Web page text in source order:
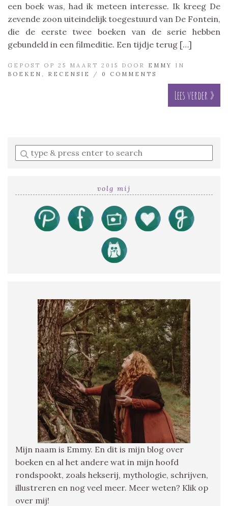
een boek was, had ik meteen interesse. Ik kreeg De
zevende zoon uiteindelijk toegestuurd van De Fontein,
die de eerste twee boeken van de serie hebben
gebundeld in een filmeditie. Een tijdje terug […]
GEPOST OP 25 MAART 2015 DOOR EMMY
IN
BOEKEN
RECENSIE / 0 COMMENTS
Lees verder »
Enter
a
volg mij
Mijn naam is Emmy. En dit is mijn blog over
boeken en al het andere wat in mijn hoofd
rondspookt, zoals hekserij, mythologie, schrijven,
illustreren en nog veel meer. Meer weten? Klik op
over mij!